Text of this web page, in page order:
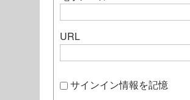
URL
サインイン情報を記憶